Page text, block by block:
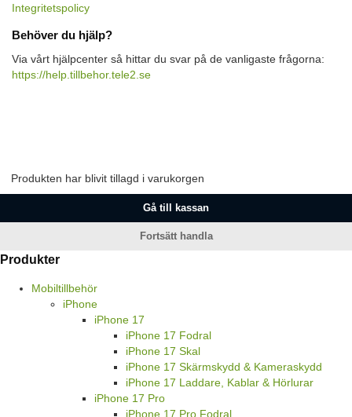
Integritetspolicy
Behöver du hjälp?
Via vårt hjälpcenter så hittar du svar på de vanligaste frågorna:
https://help.tillbehor.tele2.se
Produkten har blivit tillagd i varukorgen
Gå till kassan
Fortsätt handla
Produkter
Mobiltillbehör
iPhone
iPhone 17
iPhone 17 Fodral
iPhone 17 Skal
iPhone 17 Skärmskydd & Kameraskydd
iPhone 17 Laddare, Kablar & Hörlurar
iPhone 17 Pro
iPhone 17 Pro Fodral